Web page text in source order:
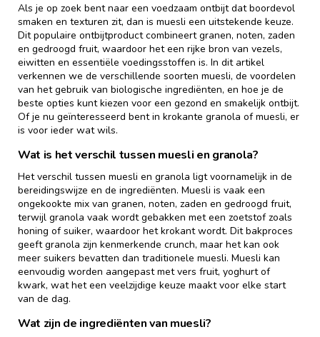
Als je op zoek bent naar een voedzaam ontbijt dat boordevol
smaken en texturen zit, dan is muesli een uitstekende keuze.
Dit populaire ontbijtproduct combineert granen, noten, zaden
en gedroogd fruit, waardoor het een rijke bron van vezels,
eiwitten en essentiële voedingsstoffen is. In dit artikel
verkennen we de verschillende soorten muesli, de voordelen
van het gebruik van biologische ingrediënten, en hoe je de
beste opties kunt kiezen voor een gezond en smakelijk ontbijt.
Of je nu geïnteresseerd bent in krokante granola of muesli, er
is voor ieder wat wils.
Wat is het verschil tussen muesli en granola?
Het verschil tussen muesli en granola ligt voornamelijk in de
bereidingswijze en de ingrediënten. Muesli is vaak een
ongekookte mix van granen, noten, zaden en gedroogd fruit,
terwijl granola vaak wordt gebakken met een zoetstof zoals
honing of suiker, waardoor het krokant wordt. Dit bakproces
geeft granola zijn kenmerkende crunch, maar het kan ook
meer suikers bevatten dan traditionele muesli. Muesli kan
eenvoudig worden aangepast met vers fruit, yoghurt of
kwark, wat het een veelzijdige keuze maakt voor elke start
van de dag.
Wat zijn de ingrediënten van muesli?